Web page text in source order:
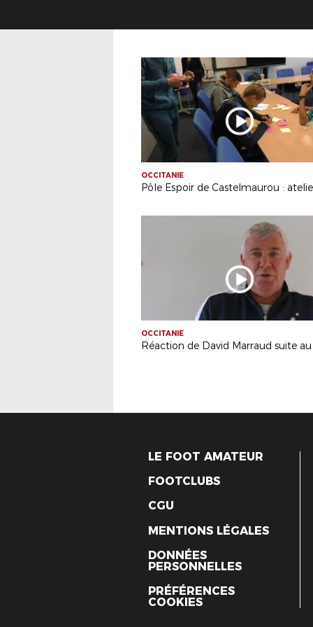
OCCITANIE
OCCITANIE
LE FOOT AMATEUR
FOOTCLUBS
CGU
MENTIONS LÉGALES
DONNÉES
PERSONNELLES
PRÉFÉRENCES
COOKIES